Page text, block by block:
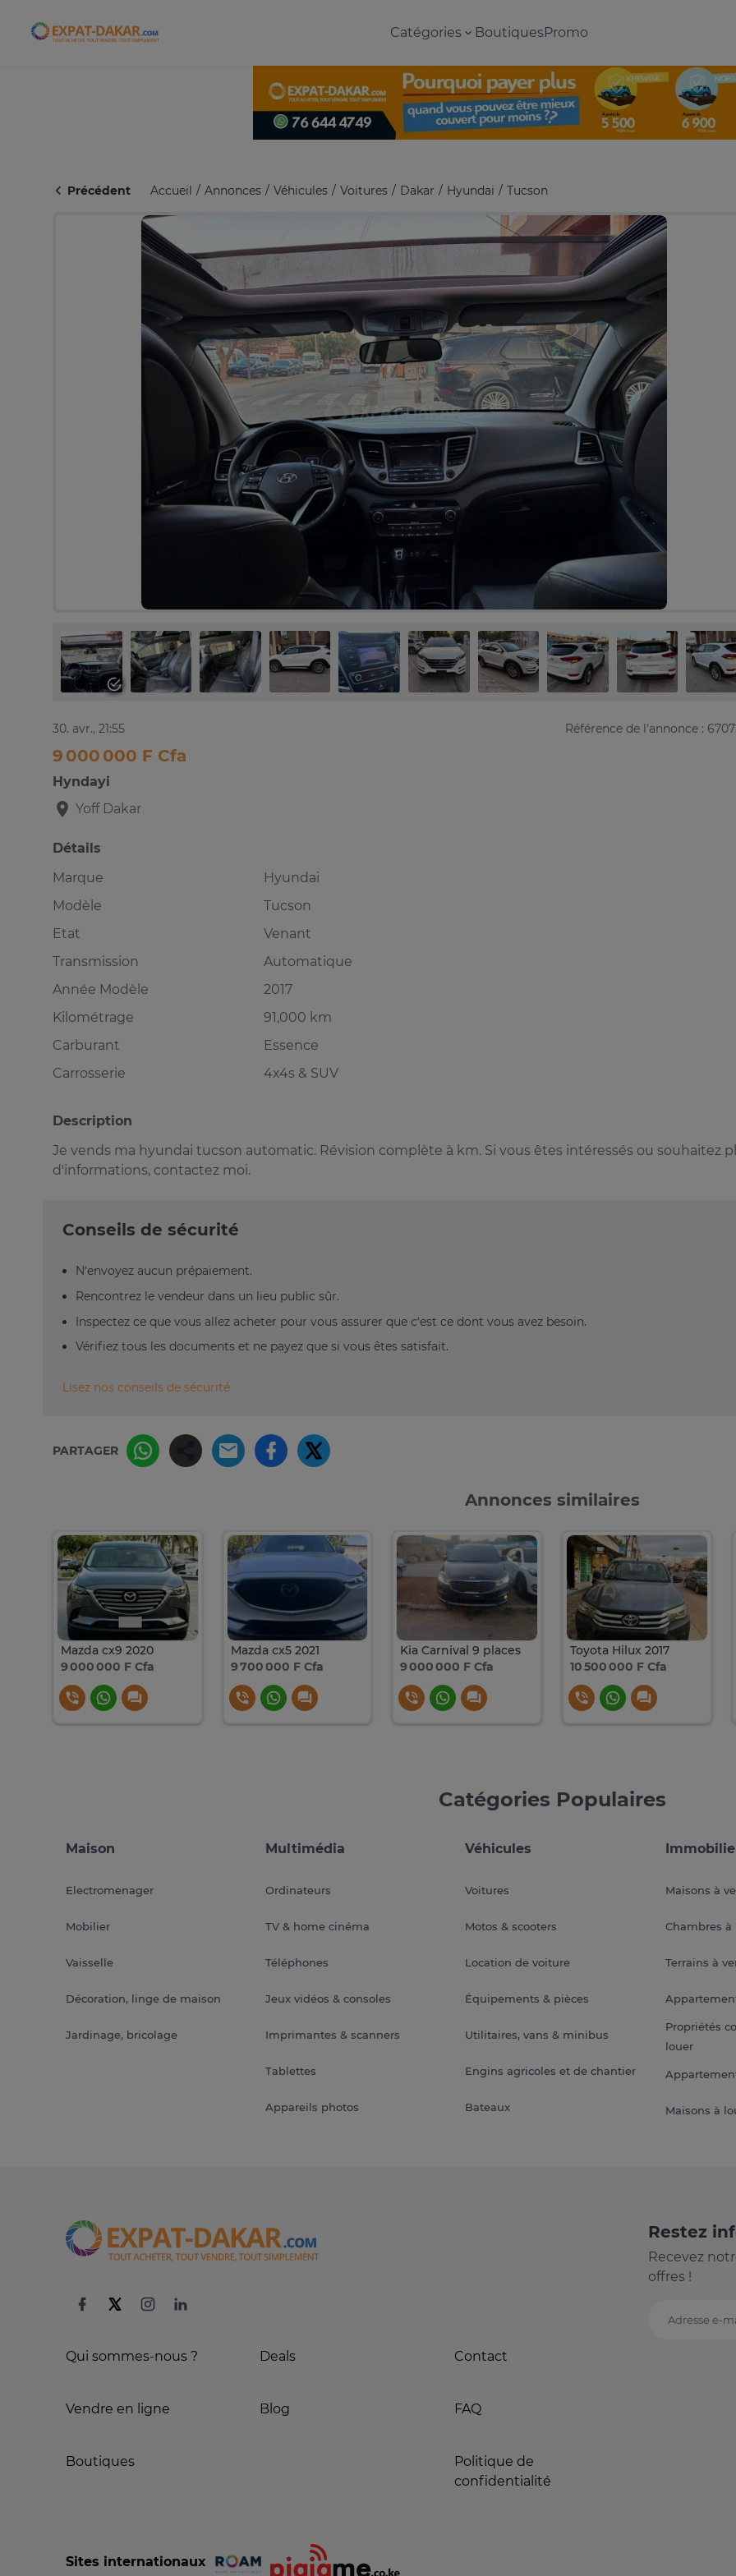
Expat-Dakar Catégories BoutiquesPromo
Précédent Accueil Annonces Véhicules Voitures Dakar Hyundai Tucson
30. avr., 21:55 Référence de l'annonce :
9 000 000 F Cfa
Hyndayi
Yoff Dakar
Détails
Marque
Hyundai
Modèle
Tucson
Etat
Venant
Transmission
Automatique
Année Modèle
2017
Kilométrage
91,000 km
Carburant
Essence
Carrosserie
4x4s & SUV
Description
Je vends ma hyundai tucson automatic. Révision complète à km. Si vous êtes intéressés ou souhaitez
d'informations, contactez moi.
Conseils de sécurité
N’envoyez aucun prépaiement.
Rencontrez le vendeur dans un lieu public sûr.
Inspectez ce que vous allez acheter pour vous assurer que c’est ce dont vous avez besoin.
Vérifiez tous les documents et ne payez que si vous êtes satisfait.
Lisez nos conseils de sécurité
PARTAGER
Annonces similaires
Mazda cx9 2020
9 000 000 F Cfa
Mazda cx5 2021
9 700 000 F Cfa
Kia Carnival 9 places
9 000 000 F Cfa
Toyota Hilux 2017
10 500 000 F Cfa
Catégories Populaires
Maison
Electromenager
Mobilier
Vaisselle
Décoration, linge de maison
Jardinage, bricolage
Multimédia
Ordinateurs
TV & home cinéma
Téléphones
Jeux vidéos & consoles
Imprimantes & scanners
Tablettes
Appareils photos
Véhicules
Voitures
Motos & scooters
Location de voiture
Équipements & pièces
Utilitaires, vans & minibus
Engins agricoles et de chantier
Bateaux
Maisons à
Chambres à
Terrains à
Propriétés
louer
Maisons à
Qui sommes-nous ?
Vendre en ligne
Boutiques
Deals
Blog
Contact
FAQ
Politique de
confidentialité
Restez
Recevez
offres !
Adresse e-
Sites internationaux